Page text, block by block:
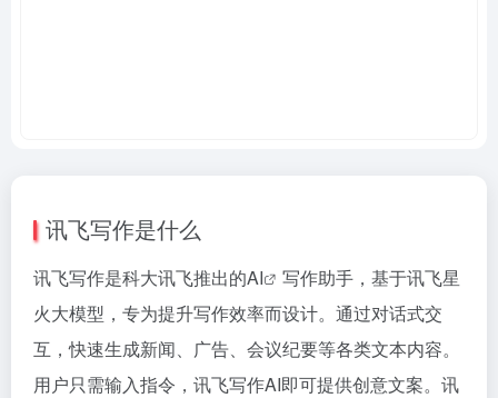
讯飞写作是什么
讯飞写作是科大讯飞推出的AI
写作助手，基于讯飞星
火大模型，专为提升写作效率而设计。通过对话式交
互，快速生成新闻、广告、会议纪要等各类文本内容。
用户只需输入指令，讯飞写作AI即可提供创意文案。讯